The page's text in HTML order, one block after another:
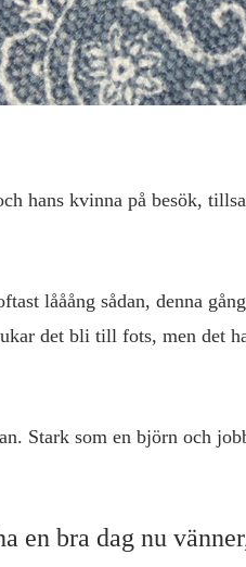
hans kvinna på besök,
lååång sådan, denna
det bli till fots, men det
Stark som en björn och
en bra dag nu